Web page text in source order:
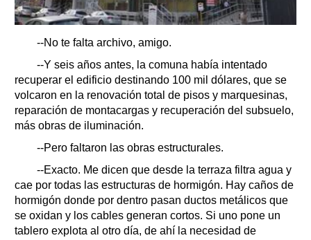
--No te falta archivo, amigo.
--Y seis años antes, la comuna había intentado
recuperar el edificio destinando 100 mil dólares, que se
volcaron en la renovación total de pisos y marquesinas,
reparación de montacargas y recuperación del subsuelo,
más obras de iluminación.
--Pero faltaron las obras estructurales.
--Exacto. Me dicen que desde la terraza filtra agua y
cae por todas las estructuras de hormigón. Hay caños de
hormigón donde por dentro pasan ductos metálicos que
se oxidan y los cables generan cortos. Si uno pone un
tablero explota al otro día, de ahí la necesidad de